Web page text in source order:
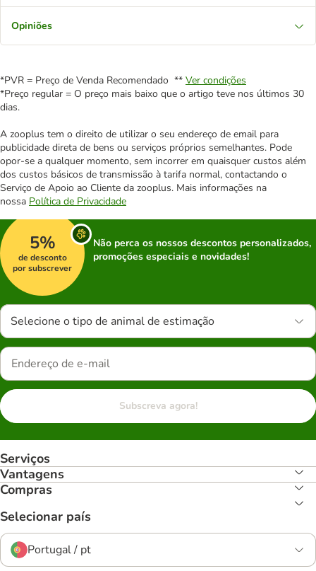
Opiniões
*PVR = Preço de Venda Recomendado ** Ver condições
*Preço regular = O preço mais baixo que o artigo teve nos últimos 30
dias.
A zooplus tem o direito de utilizar o seu endereço de email para
publicidade direta de bens ou serviços próprios semelhantes. Pode
opor-se a qualquer momento, sem incorrer em quaisquer custos além
dos custos básicos de transmissão à tarifa normal, contactando o
Serviço de Apoio ao Cliente da zooplus. Mais informações na
nossa Política de Privacidade
5%
de desconto
por subscrever
Não perca os nossos descontos personalizados,
promoções especiais e novidades!
Selecione o tipo de animal de estimação
Subscreva agora!
Serviços
Vantagens
Compras
Selecionar país
Portugal / pt